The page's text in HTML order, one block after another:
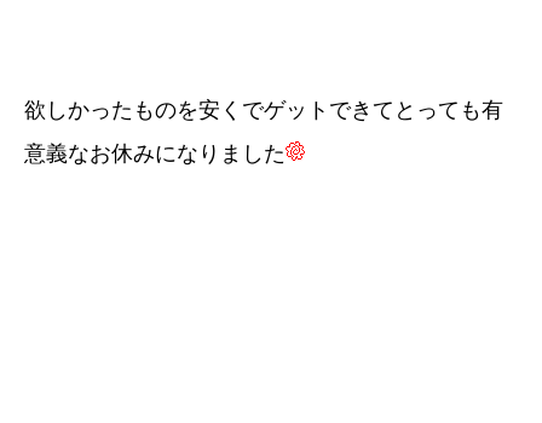
欲しかったものを安くでゲットできてとっても有
意義なお休みになりました